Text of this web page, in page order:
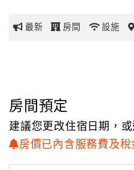
帶
樂
地
顧
最新 房間 設施
房間預定
建議您更改住宿日期，或
房價已內含服務費及稅